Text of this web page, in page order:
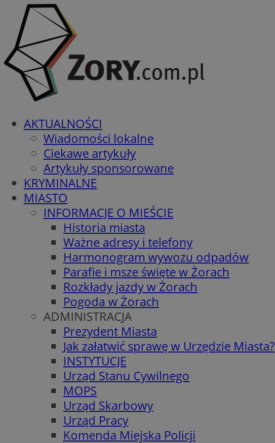
AKTUALNOŚCI
Wiadomości lokalne
Ciekawe artykuły
Artykuły sponsorowane
KRYMINALNE
MIASTO
INFORMACJE O MIEŚCIE
Historia miasta
Ważne adresy i telefony
Harmonogram wywozu odpadów
Parafie i msze święte w Żorach
Rozkłady jazdy w Żorach
Pogoda w Żorach
ADMINISTRACJA
Prezydent Miasta
Jak załatwić sprawę w Urzędzie Miasta?
INSTYTUCJE
Urząd Stanu Cywilnego
MOPS
Urząd Skarbowy
Urząd Pracy
Komenda Miejska Policji